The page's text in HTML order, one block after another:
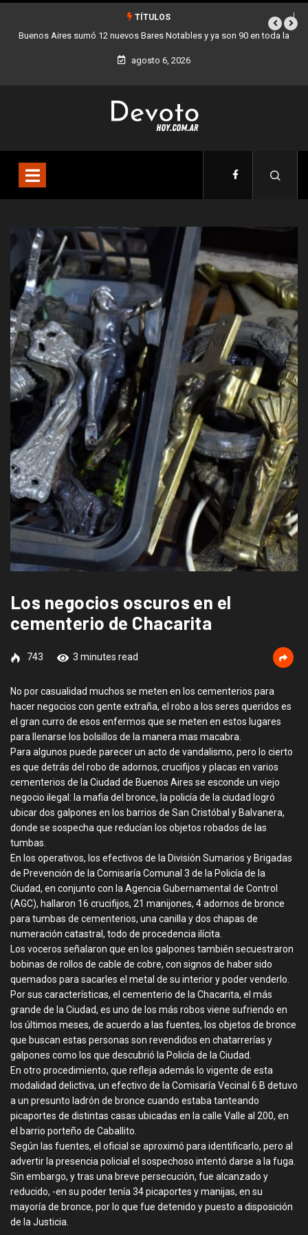
TÍTULOS
Aires sumó 12 nuevos Bares Notables y ya son 90 en toda la
Ciudad
Los stands
agosto 6, 2026
Los negocios oscuros en el
cementerio de Chacarita
743 3 minutes read
No por casualidad muchos se meten en los cementerios para
hacer negocios con gente extraña, el robo a los seres queridos es
el gran curro de esos enfermos que se meten en estos lugares
para llenarse los bolsillos de la manera mas macabra.
Para algunos puede parecer un acto de vandalismo, pero lo cierto
es que detrás del robo de adornos, crucifijos y placas en varios
cementerios de la Ciudad de Buenos Aires se esconde un viejo
negocio ilegal: la mafia del bronce, la policía de la ciudad logró
ubicar dos galpones en los barrios de San Cristóbal y Balvanera,
donde se sospecha que reducían los objetos robados de las
tumbas.
En los operativos, los efectivos de la División Sumarios y Brigadas
de Prevención de la Comisaría Comunal 3 de la Policía de la
Ciudad, en conjunto con la Agencia Gubernamental de Control
(AGC), hallaron 16 crucifijos, 21 manijones, 4 adornos de bronce
para tumbas de cementerios, una canilla y dos chapas de
numeración catastral, todo de procedencia ilícita.
Los voceros señalaron que en los galpones también secuestraron
bobinas de rollos de cable de cobre, con signos de haber sido
quemados para sacarles el metal de su interior y poder venderlo.
Por sus características, el cementerio de la Chacarita, el más
grande de la Ciudad, es uno de los más robos viene sufriendo en
los últimos meses, de acuerdo a las fuentes, los objetos de bronce
que buscan estas personas son revendidos en chatarrerías y
galpones como los que descubrió la Policía de la Ciudad.
En otro procedimiento, que refleja además lo vigente de esta
modalidad delictiva, un efectivo de la Comisaría Vecinal 6 B detuvo
a un presunto ladrón de bronce cuando estaba tanteando
picaportes de distintas casas ubicadas en la calle Valle al 200, en
el barrio porteño de Caballito.
Según las fuentes, el oficial se aproximó para identificarlo, pero al
advertir la presencia policial el sospechoso intentó darse a la fuga.
Sin embargo, y tras una breve persecución, fue alcanzado y
reducido, -en su poder tenía 34 picaportes y manijas, en su
mayoría de bronce, por lo que fue detenido y puesto a disposición
de la Justicia.